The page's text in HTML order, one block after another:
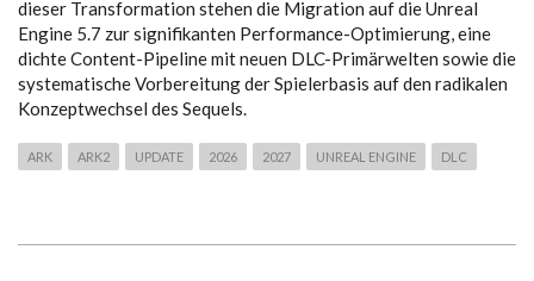
dieser Transformation stehen die Migration auf die Unreal
Engine 5.7 zur signifikanten Performance-Optimierung, eine
dichte Content-Pipeline mit neuen DLC-Primärwelten sowie die
systematische Vorbereitung der Spielerbasis auf den radikalen
Konzeptwechsel des Sequels.
ARK ARK2 UPDATE 2026 2027 UNREAL ENGINE DLC